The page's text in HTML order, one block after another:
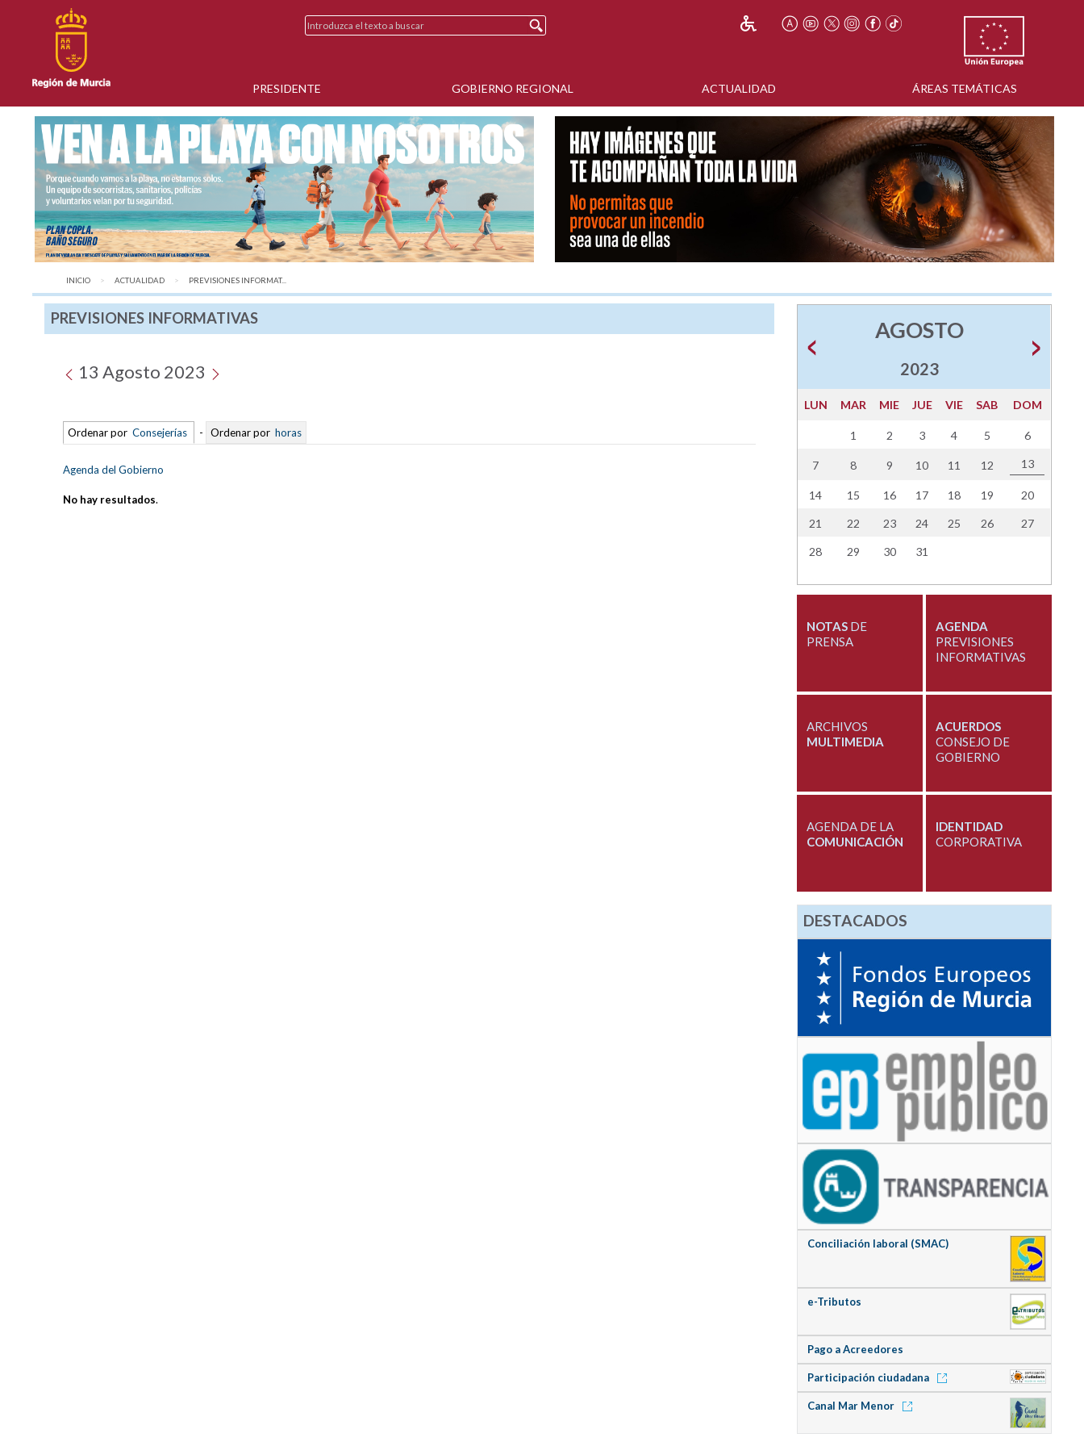
PRESIDENTE GOBIERNO REGIONAL ACTUALIDAD ÁREAS TEMÁTICAS
INICIO ACTUALIDAD AQUÍ:
PREVISIONES INFORMAT...
PREVISIONES INFORMATIVAS
13 Agosto 2023
Ordenar por Consejerías - Ordenar por horas
Agenda del Gobierno
No hay resultados.
AGOSTO
2023
LUN MAR MIE JUE VIE SAB DOM
1 2 3 4 5 6
7 8 9 10 11 12 13
14 15 16 17 18 19 20
21 22 23 24 25 26 27
28 29 30 31
NOTASDE
PRENSA
AGENDA
PREVISIONES
INFORMATIVAS
ARCHIVOS
MULTIMEDIA
ACUERDOS
CONSEJO DE
GOBIERNO
AGENDA DE LA
COMUNICACIÓN
IDENTIDAD
CORPORATIVA
DESTACADOS
Conciliación laboral (SMAC)
e-Tributos
Pago a Acreedores
Participación ciudadana
Canal Mar Menor